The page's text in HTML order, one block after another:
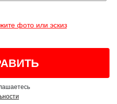
фото или эскиз